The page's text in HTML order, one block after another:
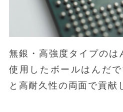
無銀・高強度タイプのは
使用したボールはんだ
と高耐久性の両面で貢献